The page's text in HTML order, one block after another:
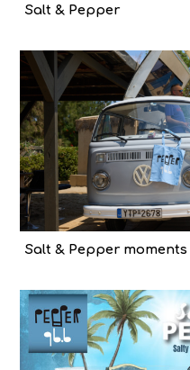
Salt & Pepper
Salt & Pepper moments